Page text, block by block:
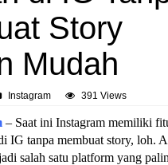
Story
Mudah
Instagram 391 Views
– Saat ini Instagram memiliki
IG tanpa membuat story, loh.
salah satu platform yang